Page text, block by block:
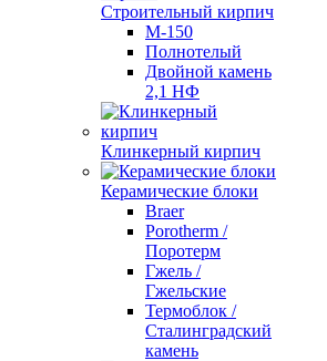
Строительный кирпич
М-150
Полнотелый
Двойной камень
2,1 НФ
Клинкерный кирпич
Керамические блоки
Braer
Porotherm /
Поротерм
Гжель /
Гжельские
Термоблок /
Сталинградский
камень